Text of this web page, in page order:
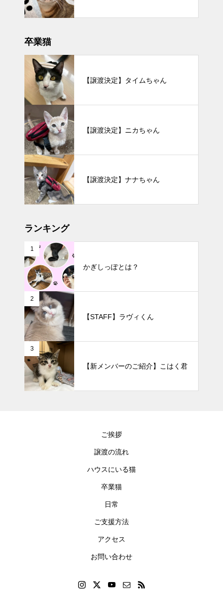
卒業猫
【譲渡決定】タイムちゃん
【譲渡決定】ニカちゃん
【譲渡決定】ナナちゃん
ランキング
1
かぎしっぽとは？
2
【STAFF】ラヴィくん
3
【新メンバーのご紹介】こはく君
ご挨拶
譲渡の流れ
ハウスにいる猫
卒業猫
日常
ご支援方法
アクセス
お問い合わせ